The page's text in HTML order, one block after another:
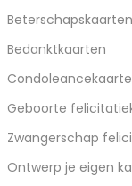
Beterschapskaarten
Bedanktkaarten
Geboorte
Zwangerschap
Ontwerp je eigen